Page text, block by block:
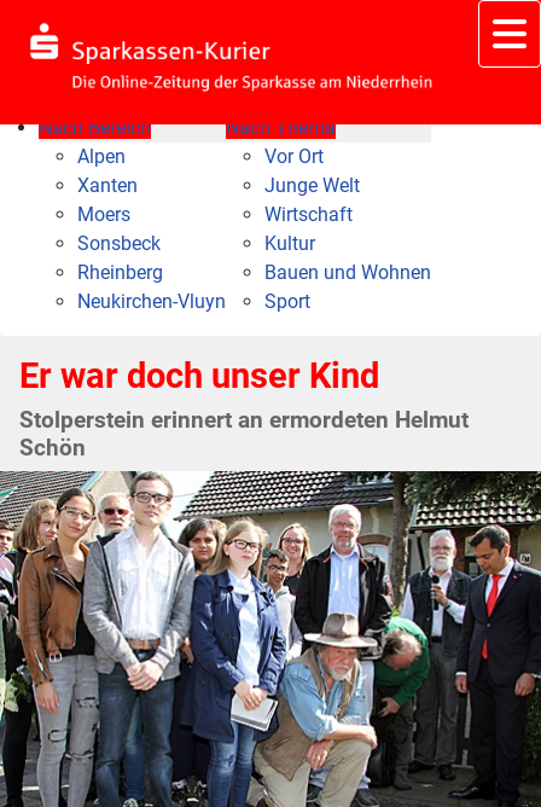
Nach Bereich
Alpen
Xanten
Moers
Sonsbeck
Rheinberg
Neukirchen-Vluyn
Nach Thema
Vor Ort
Junge Welt
Wirtschaft
Kultur
Bauen und Wohnen
Sport
Er war doch unser Kind
Stolperstein erinnert an ermordeten Helmut
Schön